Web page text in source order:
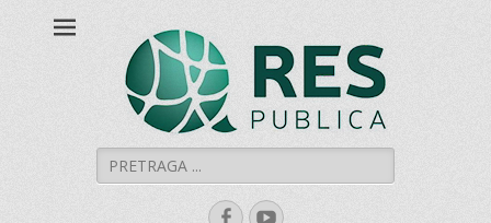
Šumadijski centar
za građanski
aktivizam "RES
PUBLICA"
Šumadijski centar za građanski aktivizam
Search
for:
FacebookYouTube